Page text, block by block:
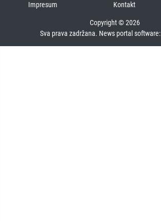
Impresum Kontakt
Copyright © 2026
Sva prava zadržana. News portal software: